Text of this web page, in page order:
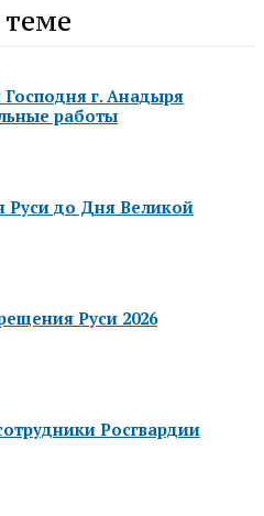
г. Анадыря
работы
Руси до Дня Великой
Руси 2026
Росгвардии